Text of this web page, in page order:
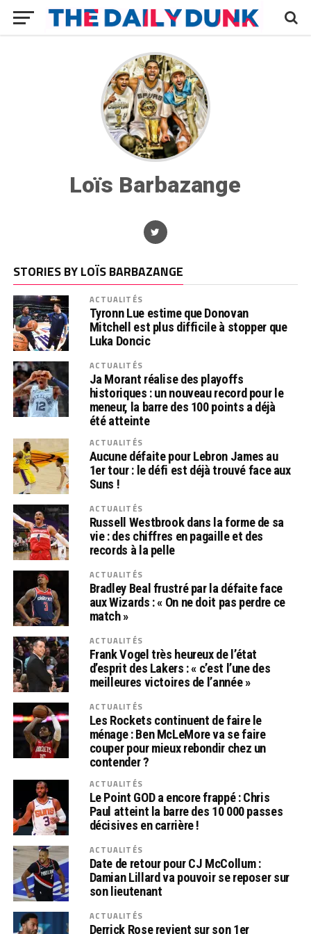
Loïs Barbazange
STORIES BY LOÏS BARBAZANGE
ACTUALITÉS
Tyronn Lue estime que Donovan
Mitchell est plus difficile à stopper que
Luka Doncic
ACTUALITÉS
Ja Morant réalise des playoffs
historiques : un nouveau record pour le
meneur, la barre des 100 points a déjà
été atteinte
ACTUALITÉS
Aucune défaite pour Lebron James au
1er tour : le défi est déjà trouvé face aux
Suns !
ACTUALITÉS
Russell Westbrook dans la forme de sa
vie : des chiffres en pagaille et des
records à la pelle
ACTUALITÉS
Bradley Beal frustré par la défaite face
aux Wizards : « On ne doit pas perdre ce
match »
ACTUALITÉS
Frank Vogel très heureux de l’état
d’esprit des Lakers : « c’est l’une des
meilleures victoires de l’année »
ACTUALITÉS
Les Rockets continuent de faire le
ménage : Ben McLeMore va se faire
couper pour mieux rebondir chez un
contender ?
ACTUALITÉS
Le Point GOD a encore frappé : Chris
Paul atteint la barre des 10 000 passes
décisives en carrière !
ACTUALITÉS
Date de retour pour CJ McCollum :
Damian Lillard va pouvoir se reposer sur
son lieutenant
ACTUALITÉS
Derrick Rose revient sur son 1er